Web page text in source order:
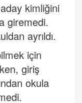
kimliğini
giremedi.
ayrıldı.
için
giriş
okula